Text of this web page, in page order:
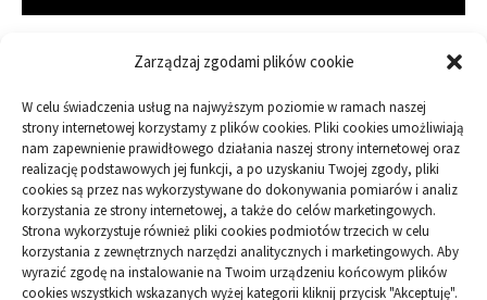
Zarządzaj zgodami plików cookie
W celu świadczenia usług na najwyższym poziomie w ramach naszej
strony internetowej korzystamy z plików cookies. Pliki cookies umożliwiają
nam zapewnienie prawidłowego działania naszej strony internetowej oraz
realizację podstawowych jej funkcji, a po uzyskaniu Twojej zgody, pliki
cookies są przez nas wykorzystywane do dokonywania pomiarów i analiz
korzystania ze strony internetowej, a także do celów marketingowych.
Strona wykorzystuje również pliki cookies podmiotów trzecich w celu
korzystania z zewnętrznych narzędzi analitycznych i marketingowych. Aby
wyrazić zgodę na instalowanie na Twoim urządzeniu końcowym plików
cookies wszystkich wskazanych wyżej kategorii kliknij przycisk "Akceptuję".
ARTYKUŁ SPONSOROWANY
Budowa
Dom
Ogród
Przemysł